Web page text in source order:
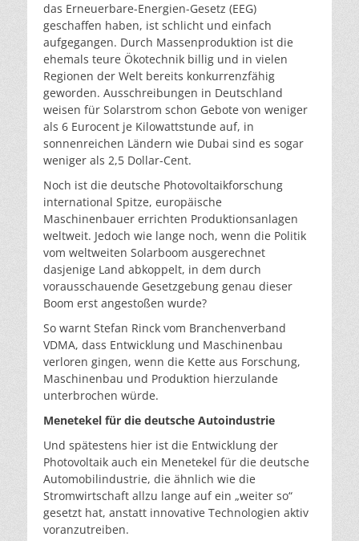
das Erneuerbare-Energien-Gesetz (EEG)
geschaffen haben, ist schlicht und einfach
aufgegangen. Durch Massenproduktion ist die
ehemals teure Ökotechnik billig und in vielen
Regionen der Welt bereits konkurrenzfähig
geworden. Ausschreibungen in Deutschland
weisen für Solarstrom schon Gebote von weniger
als 6 Eurocent je Kilowattstunde auf, in
sonnenreichen Ländern wie Dubai sind es sogar
weniger als 2,5 Dollar-Cent.
Noch ist die deutsche Photovoltaikforschung
international Spitze, europäische
Maschinenbauer errichten Produktionsanlagen
weltweit. Jedoch wie lange noch, wenn die Politik
vom weltweiten Solarboom ausgerechnet
dasjenige Land abkoppelt, in dem durch
vorausschauende Gesetzgebung genau dieser
Boom erst angestoßen wurde?
So warnt Stefan Rinck vom Branchenverband
VDMA, dass Entwicklung und Maschinenbau
verloren gingen, wenn die Kette aus Forschung,
Maschinenbau und Produktion hierzulande
unterbrochen würde.
Menetekel für die deutsche Autoindustrie
Und spätestens hier ist die Entwicklung der
Photovoltaik auch ein Menetekel für die deutsche
Automobilindustrie, die ähnlich wie die
Stromwirtschaft allzu lange auf ein „weiter so“
gesetzt hat, anstatt innovative Technologien aktiv
voranzutreiben.